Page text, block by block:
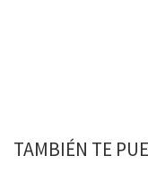
TAMBIÉN TE